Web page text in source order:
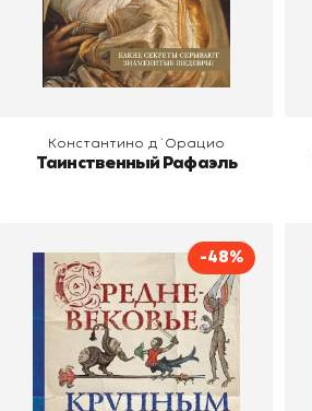
В корзину
Константино д`Орацио
Таинственный Рафаэль
-48%
Средневековье крупным
планом
Олег Воскобойников
Издательство
Бомбора